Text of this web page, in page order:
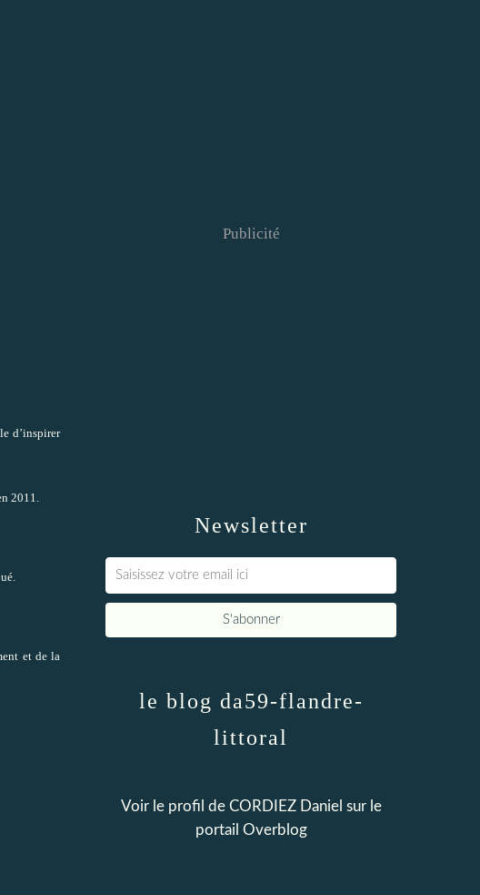
d’inspirer
2011.
et de la
Newsletter
Publicité
le blog da59-flandre-
littoral
Voir le profil de CORDIEZ Daniel sur le
portail Overblog